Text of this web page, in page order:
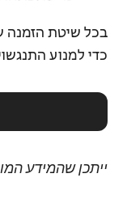
בכל שיטת הזמנה
כדי למנוע
ייתכן שהמידע